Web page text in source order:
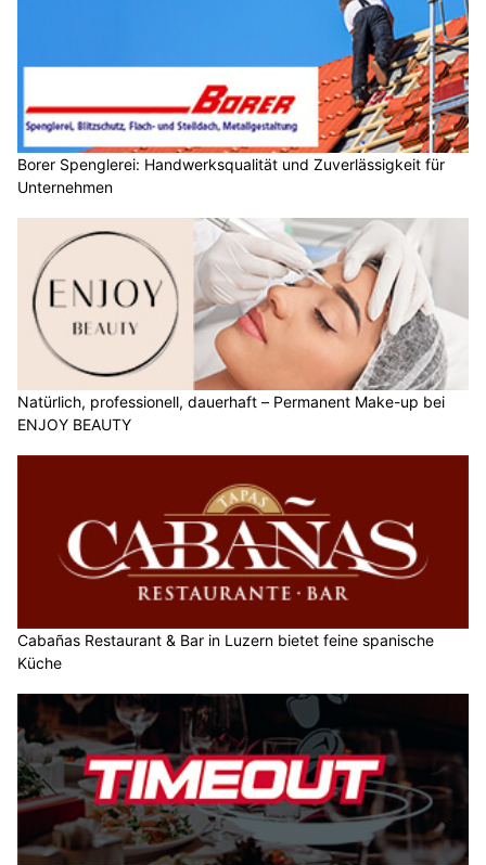
Borer Spenglerei: Handwerksqualität und Zuverlässigkeit für
Unternehmen
Natürlich, professionell, dauerhaft – Permanent Make-up bei
ENJOY BEAUTY
Cabañas Restaurant & Bar in Luzern bietet feine spanische
Küche